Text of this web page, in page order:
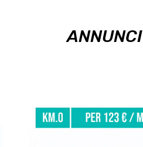
ANNUNCI